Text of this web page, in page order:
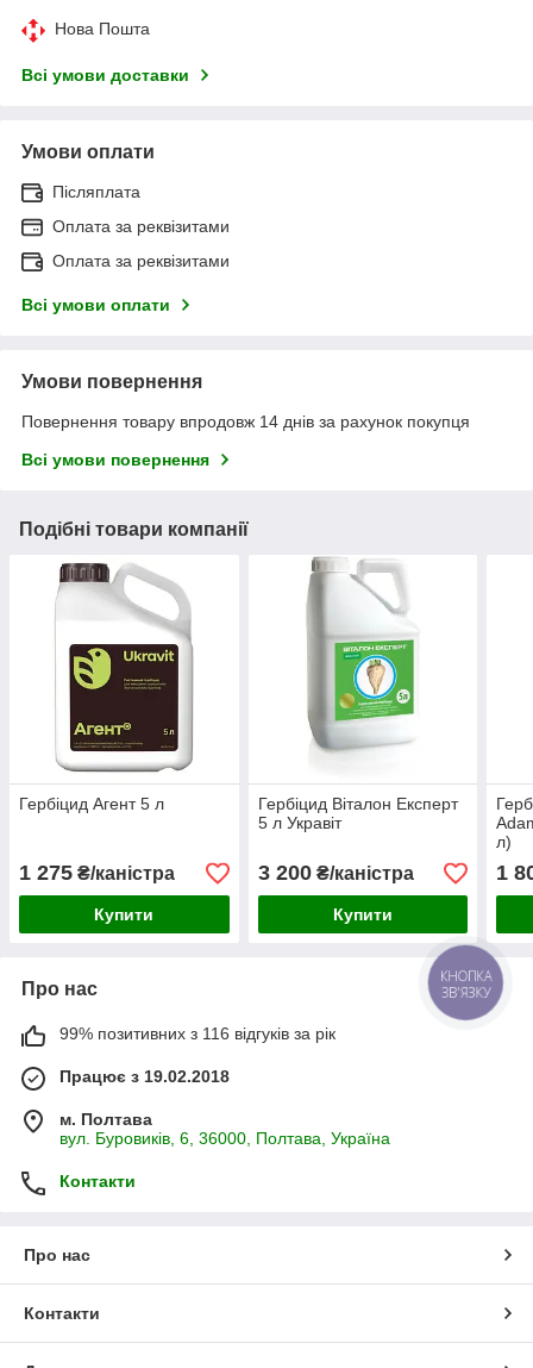
Нова Пошта
Всі умови доставки
Умови оплати
Післяплата
Оплата за реквізитами
Оплата за реквізитами
Всі умови оплати
Умови повернення
Повернення товару впродовж 14 днів за рахунок покупця
Всі умови повернення
Подібні товари компанії
Гербіцид Агент 5 л
1 275 ₴/каністра
Купити
Гербіцид Віталон Експерт
5 л Укравіт
3 200₴/каністра
Купити
л)
1
Про нас
99% позитивних з 116 відгуків за рік
Працює з 19.02.2018
м. Полтава
вул. Буровиків, 6, 36000, Полтава, Україна
Контакти
Про нас
Контакти
КНОПКА
ЗВ'ЯЗКУ